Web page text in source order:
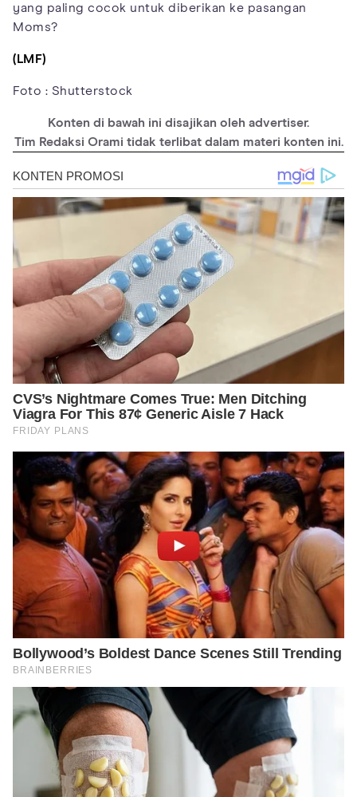
yang paling cocok untuk diberikan ke pasangan
Moms?
(LMF)
Foto : Shutterstock
Konten di bawah ini disajikan oleh advertiser.
Tim Redaksi Orami tidak terlibat dalam materi konten ini.